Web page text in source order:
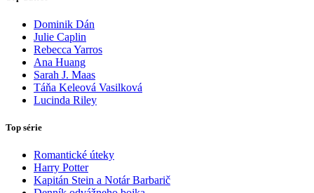
Dominik Dán
Julie Caplin
Rebecca Yarros
Ana Huang
Sarah J. Maas
Táňa Keleová Vasilková
Lucinda Riley
Top série
Romantické úteky
Harry Potter
Kapitán Stein a Notár Barbarič